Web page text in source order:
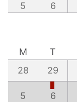
5
6
M
T
28
29
5 6